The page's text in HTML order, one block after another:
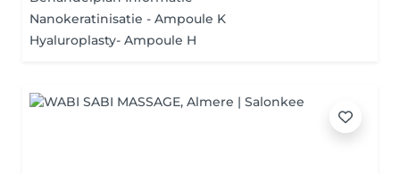
Nanokeratinisatie - Ampoule K
Hyaluroplasty- Ampoule H